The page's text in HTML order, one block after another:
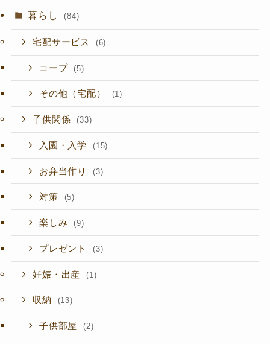
暮らし (84)
宅配サービス (6)
コープ (5)
その他（宅配） (1)
子供関係 (33)
入園・入学 (15)
お弁当作り (3)
対策 (5)
楽しみ (9)
プレゼント (3)
妊娠・出産 (1)
収納 (13)
子供部屋 (2)